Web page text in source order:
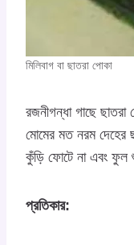
মিলিবাগ বা ছাতরা পোকা
রজনীগন্ধা গাছে
মোমের মত নরম দেহের
কুঁড়ি ফোটে না এবং ফুল
প্রতিকার: